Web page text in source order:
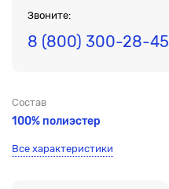
Звоните:
8 (800) 300-28-45
Состав
100% полиэстер
Все характеристики